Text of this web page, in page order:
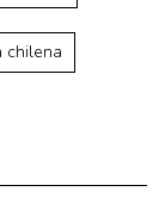
chilena